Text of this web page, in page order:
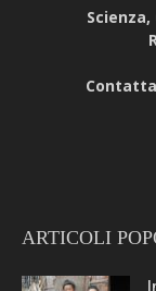
ARTICOLI